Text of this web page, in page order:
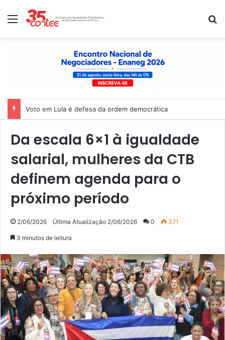
Menu
Nota de solidariedade ao povo venezuelano
Da escala 6×1 à igualdade
salarial, mulheres da CTB
definem agenda para o
próximo período
2/06/2026 Última Atualização 2/06/2026 0 371
3 minutos de leitura